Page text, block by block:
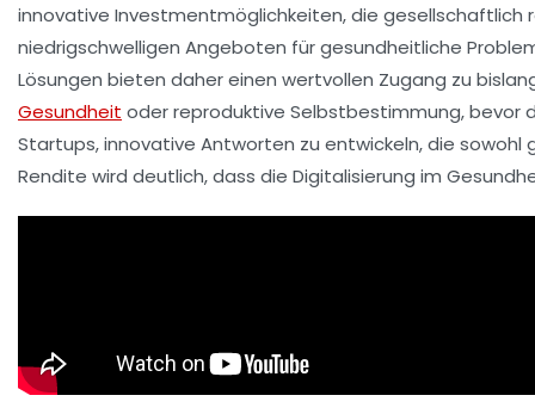
innovative Investmentmöglichkeiten, die gesellschaftlich
niedrigschwelligen Angeboten für gesundheitliche
Lösungen bieten daher einen wertvollen Zugang zu
Gesundheit oderreproduktive Selbstbestimmung, bevor
Startups, innovative Antworten zu entwickeln, die
Rendite wird deutlich, dass die Digitalisierung im